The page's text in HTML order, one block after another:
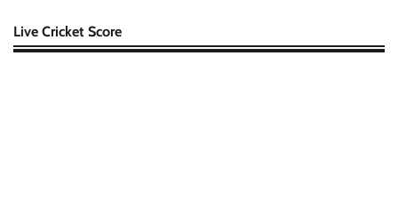
Live Cricket Score